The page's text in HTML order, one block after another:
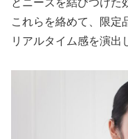
これらを絡めて、限定
リアルタイム感を演出